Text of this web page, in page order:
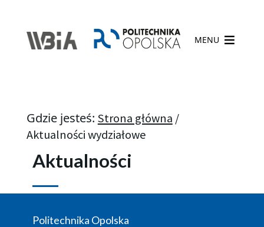
MENU
Gdzie jesteś: Strona główna /
Aktualności wydziałowe
Aktualności
Politechnika Opolska